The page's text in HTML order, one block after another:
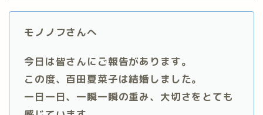
モノノフさんへ
今日は皆さんにご報告があります。
この度、百田夏菜子は結婚しました。
一日一日、一瞬一瞬の重み、大切さをとても